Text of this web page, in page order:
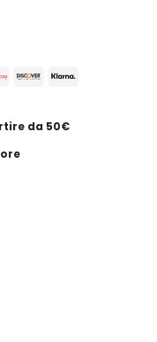
da 50€